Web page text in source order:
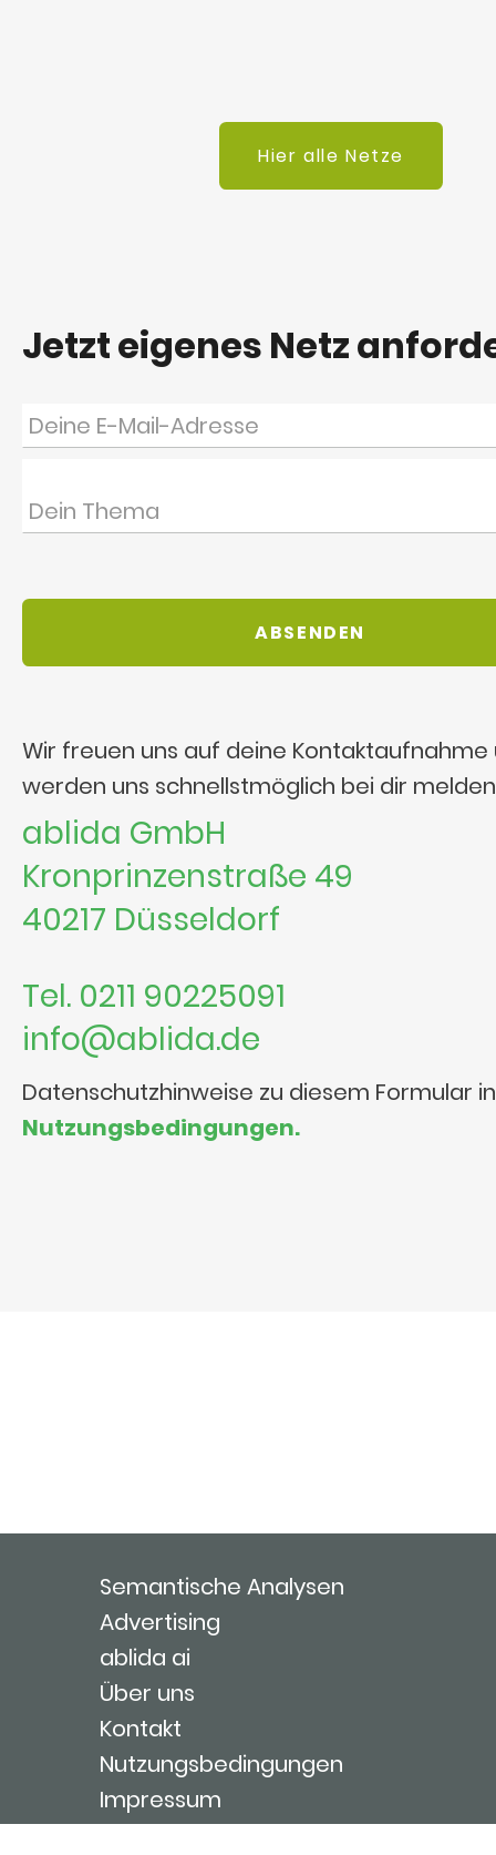
Hier alle Netze
Jetzt eigenes Netz
Wir freuen uns auf deine Kontaktaufnahme
werden uns schnellstmöglich bei dir
ablida GmbH
Kronprinzenstraße 49
40217 Düsseldorf
Tel. 0211 90225091
info@ablida.de
Datenschutzhinweise zu diesem Formular
Nutzungsbedingungen.
Semantische Analysen
Advertising
ablida ai
Über uns
Kontakt
Nutzungsbedingungen
Impressum
Login